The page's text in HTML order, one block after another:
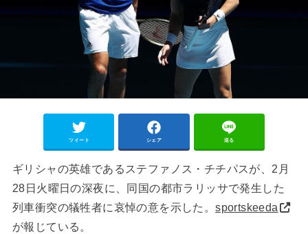
ツイート シェア 送る
ギリシャの英雄であるステファノス・チチパスが、2月
28日火曜日の深夜に、同国の都市ラリッサで発生した
列車衝突の犠牲者に哀悼の意を示した。sportskeeda
が報じている。